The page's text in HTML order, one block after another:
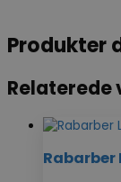
Produkter
Relaterede
Rabarber